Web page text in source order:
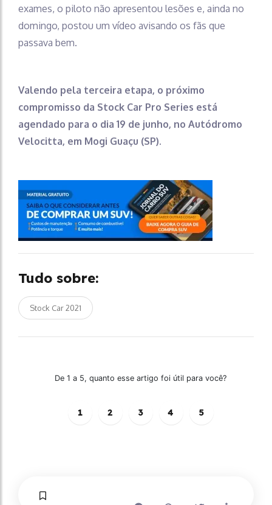
exames, o piloto não apresentou lesões e, ainda no
domingo, postou um vídeo avisando os fãs que
passava bem.
Valendo pela terceira etapa, o próximo
compromisso da Stock Car Pro Series está
agendado para o dia 19 de junho, no Autódromo
Velocitta, em Mogi Guaçu (SP).
Tudo sobre:
Stock Car 2021
De 1 a 5, quanto esse artigo foi útil para você?
1 2 3 4 5